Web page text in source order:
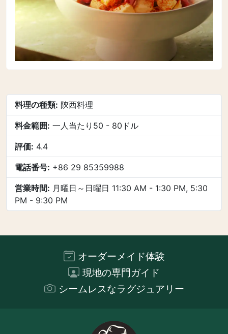
料理の種類: 陝西料理
料金範囲: 一人当たり50 - 80ドル
評価: 4.4
電話番号: +86 29 85359988
営業時間: 月曜日～日曜日 11:30 AM - 1:30 PM, 5:30
PM - 9:30 PM
オーダーメイド体験
現地の専門ガイド
シームレスなラグジュアリー